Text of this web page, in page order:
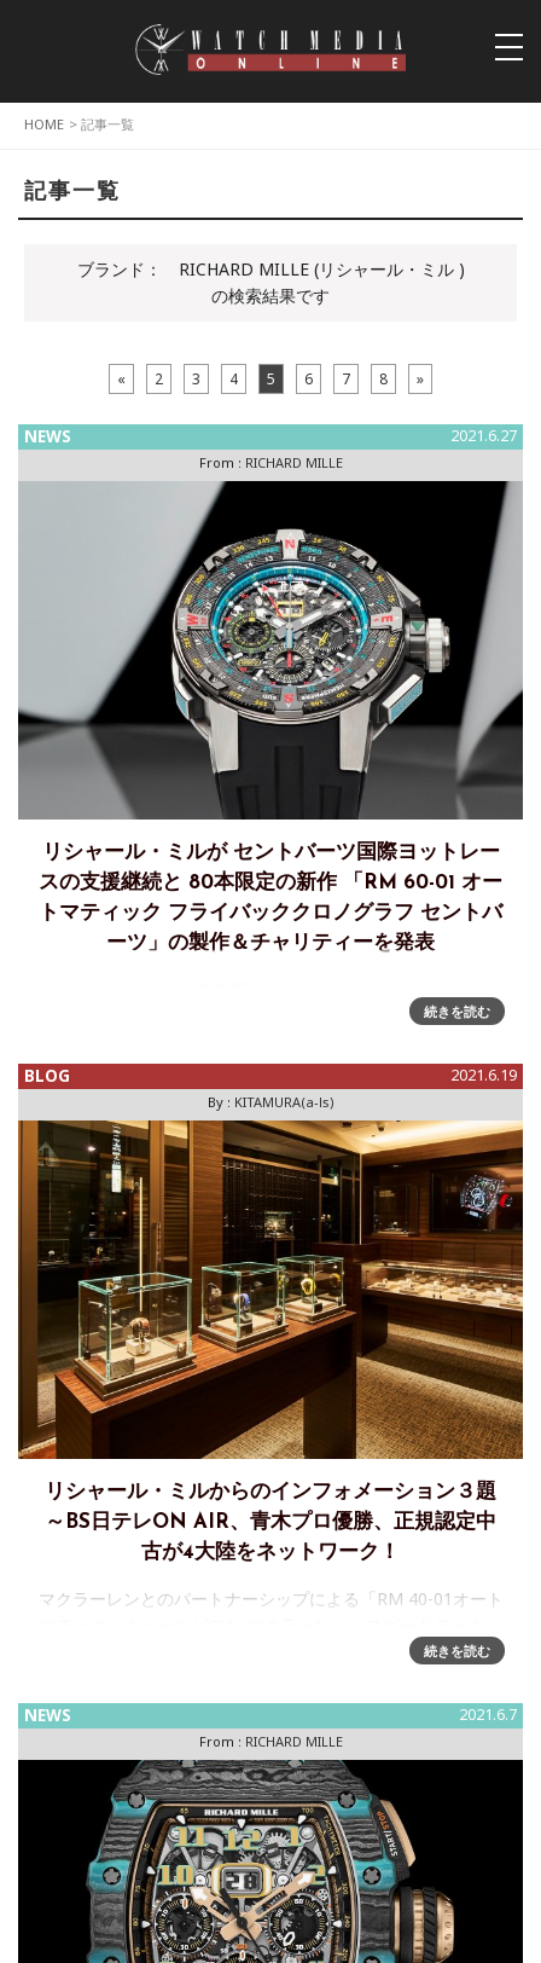
HOME > 記事一覧
記事一覧
ブランド：
RICHARD MILLE (リシャール・ミル )
の検索結果です
« 2 3 4 5 6 7 8 »
NEWS 2021.6.27
From : RICHARD MILLE
リシャール・ミルが セントバーツ国際ヨットレー
スの支援継続と 80本限定の新作 「RM 60-01 オー
トマティック フライバッククロノグラフ セントバ
ーツ」の製作＆チャリティーを発表
セントバーツ国際ヨットレース」を引き続き支援することを
イバッククロノグラフ セントバーツ」の製作と、その貴重な
「RM
続きを読む
BLOG 2021.6.19
By : KITAMURA(a-ls)
リシャール・ミルからのインフォメーション３題
～BS日テレON AIR、青木プロ優勝、正規認定中
古が4大陸をネットワーク！
マクラーレンとのパートナーシップによる「RM 40-01オート
の発表や、自社開発ムーブによる自動巻きトゥールビヨン
続きを読む
NEWS 2021.6.7
From : RICHARD MILLE